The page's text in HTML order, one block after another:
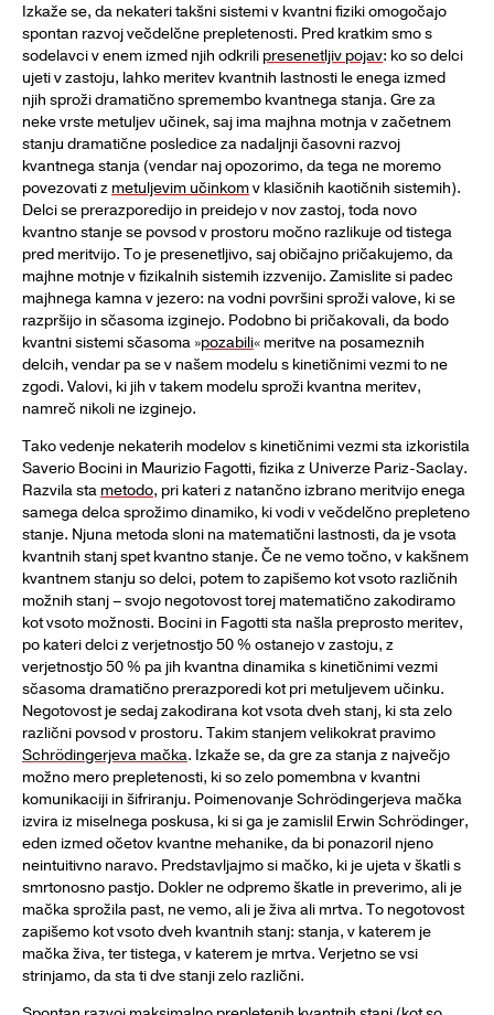
Izkaže se, da nekateri takšni sistemi v kvantni fiziki omogočajo
spontan razvoj večdelčne prepletenosti. Pred kratkim smo s
sodelavci v enem izmed njih odkrili presenetljiv pojav: ko so delci
ujeti v zastoju, lahko meritev kvantnih lastnosti le enega izmed
njih sproži dramatično spremembo kvantnega stanja. Gre za
neke vrste metuljev učinek, saj ima majhna motnja v začetnem
stanju dramatične posledice za nadaljnji časovni razvoj
kvantnega stanja (vendar naj opozorimo, da tega ne moremo
povezovati z metuljevim učinkomv klasičnih kaotičnih sistemih).
Delci se prerazporedijo in preidejo v nov zastoj, toda novo
kvantno stanje se povsod v prostoru močno razlikuje od tistega
pred meritvijo. To je presenetljivo, saj običajno pričakujemo, da
majhne motnje v fizikalnih sistemih izzvenijo. Zamislite si padec
majhnega kamna v jezero: na vodni površini sproži valove, ki se
razpršijo in sčasoma izginejo. Podobno bi pričakovali, da bodo
kvantni sistemi sčasoma »pozabili« meritve na posameznih
delcih, vendar pa se v našem modelu s kinetičnimi vezmi to ne
zgodi. Valovi, ki jih v takem modelu sproži kvantna meritev,
namreč nikoli ne izginejo.
Tako vedenje nekaterih modelov s kinetičnimi vezmi sta izkoristila
Saverio Bocini in Maurizio Fagotti, fizika z Univerze Pariz-Saclay.
Razvila sta metodo, pri kateri z natančno izbrano meritvijo enega
samega delca sprožimo dinamiko, ki vodi v večdelčno prepleteno
stanje. Njuna metoda sloni na matematični lastnosti, da je vsota
kvantnih stanj spet kvantno stanje. Če ne vemo točno, v kakšnem
kvantnem stanju so delci, potem to zapišemo kot vsoto različnih
možnih stanj – svojo negotovost torej matematično zakodiramo
kot vsoto možnosti. Bocini in Fagotti sta našla preprosto meritev,
po kateri delci z verjetnostjo 50 % ostanejo v zastoju, z
verjetnostjo 50 % pa jih kvantna dinamika s kinetičnimi vezmi
sčasoma dramatično prerazporedi kot pri metuljevem učinku.
Negotovost je sedaj zakodirana kot vsota dveh stanj, ki sta zelo
različni povsod v prostoru. Takim stanjem velikokrat pravimo
Schrödingerjeva mačka. Izkaže se, da gre za stanja z največjo
možno mero prepletenosti, ki so zelo pomembna v kvantni
komunikaciji in šifriranju. Poimenovanje Schrödingerjeva mačka
izvira iz miselnega poskusa, ki si ga je zamislil Erwin Schrödinger,
eden izmed očetov kvantne mehanike, da bi ponazoril njeno
neintuitivno naravo. Predstavljajmo si mačko, ki je ujeta v škatli s
smrtonosno pastjo. Dokler ne odpremo škatle in preverimo, ali je
mačka sprožila past, ne vemo, ali je živa ali mrtva. To negotovost
zapišemo kot vsoto dveh kvantnih stanj: stanja, v katerem je
mačka živa, ter tistega, v katerem je mrtva. Verjetno se vsi
strinjamo, da sta ti dve stanji zelo različni.